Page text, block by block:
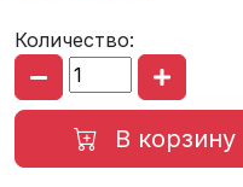
Количество:
В корзину